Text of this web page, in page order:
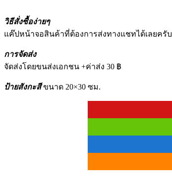
วิธีสั่งซื้อง่ายๆ
แค๊ปหน้าจอสินค้าที่ต้องการส่งทางแชทได้เลยครับ
การจัดส่ง
จัดส่งโดยขนส่งเอกชน +ค่าส่ง 30 ฿
ป้ายสังกะสีขนาด 20×30 ซม.